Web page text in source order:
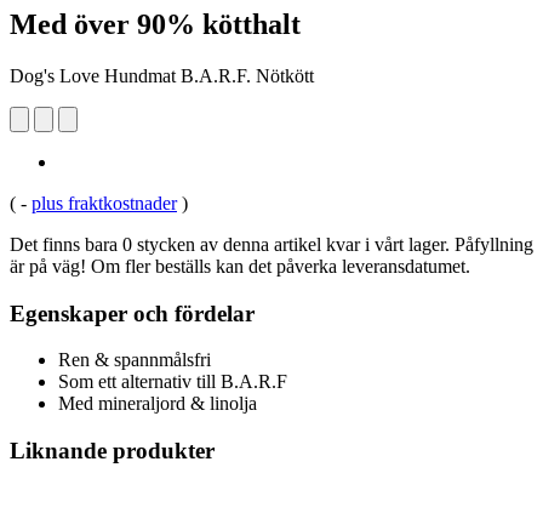
Med över 90% kötthalt
Dog's Love Hundmat B.A.R.F. Nötkött
( - plus fraktkostnader )
Det finns bara 0 stycken av denna artikel kvar i vårt lager. Påfyllning
är på väg! Om fler beställs kan det påverka leveransdatumet.
Egenskaper och fördelar
Ren & spannmålsfri
Som ett alternativ till B.A.R.F
Med mineraljord & linolja
Liknande produkter